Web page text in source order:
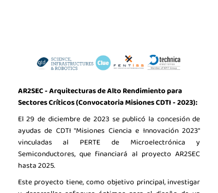
La industria de la Ciencia
La Asociación
Noticias
AR2SEC - Arquitecturas de Alto Rendimiento para
Sectores Críticos(Convocatoria Misiones CDTI - 2023):
El 29 de diciembre de 2023 se publicó la concesión de
ayudas de CDTI "Misiones Ciencia e Innovación 2023"
vinculadas al PERTE de Microelectrónica y
Semiconductores, que financiará al proyecto AR2SEC
hasta 2025.
Este proyecto tiene, como objetivo principal, investigar